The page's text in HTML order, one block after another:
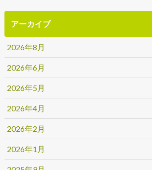
アーカイブ
2026年8月
2026年6月
2026年5月
2026年4月
2026年2月
2026年1月